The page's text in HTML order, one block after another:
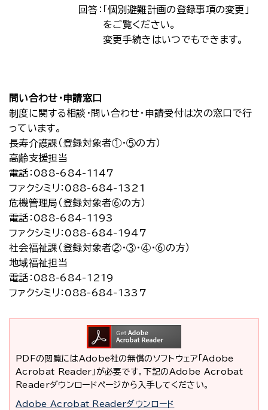
回答： 「個別避難計画の登録事項の変更」
をご覧ください。
変更手続きはいつでもできます。
問い合わせ・申請窓口
制度に関する相談・問い合わせ・申請受付は次の窓口で行
っています。
長寿介護課（登録対象者①・⑤の方）
高齢支援担当
電話 ：088-684-1147
ファクシミリ ：088-684-1321
危機管理局（登録対象者⑥の方）
電話 ：088-684-1193
ファクシミリ ：088-684-1947
社会福祉課（登録対象者②・③・④・⑥の方）
地域福祉担当
電話 ：088-684-1219
ファクシミリ ：088-684-1337
PDFの閲覧にはAdobe社の無償のソフトウェア「Adobe
Acrobat Reader」が必要です。下記のAdobe Acrobat
Readerダウンロードページから入手してください。
Adobe Acrobat Readerダウンロード